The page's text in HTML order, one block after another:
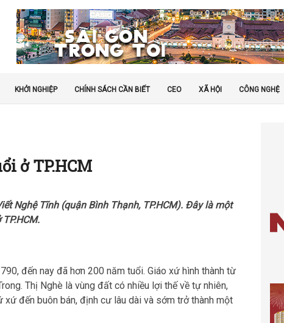
KHỞI NGHIỆP CHÍNH SÁCH CẦN BIẾT CEO XÃ HỘI CÔNG NGHỆ
ở TP.HCM
Nghệ Tĩnh (quận Bình Thạnh, TP.HCM). Đây là một
đến nay đã hơn 200 năm tuổi. Giáo xứ hình thành từ
Thị Nghè là vùng đất có nhiều lợi thế về tự nhiên,
đến buôn bán, định cư lâu dài và sớm trở thành một